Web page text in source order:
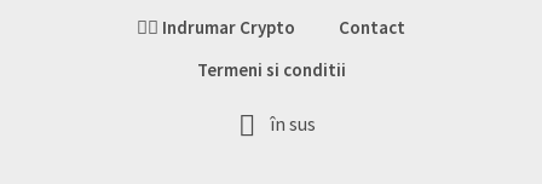
👉🏽 Indrumar Crypto
Contact
Termeni si conditii
în sus